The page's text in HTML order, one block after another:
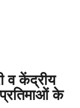
व केंद्रीय
के